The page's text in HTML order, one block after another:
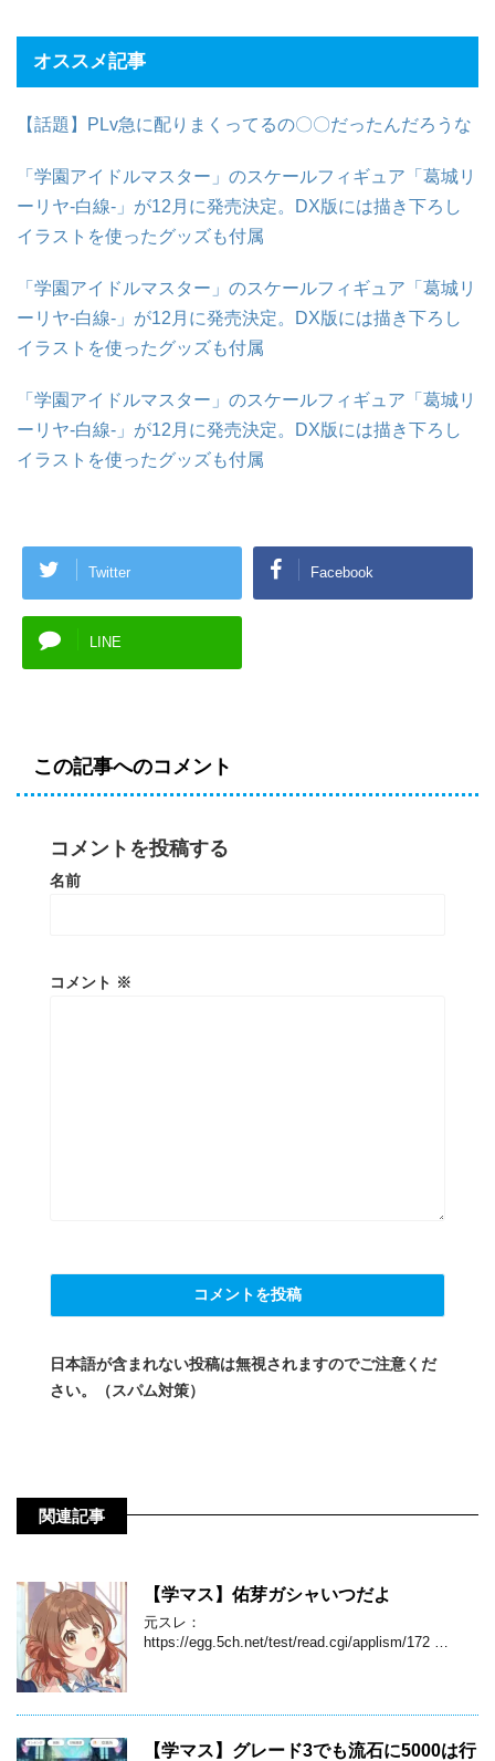
オススメ記事
【話題】PLv急に配りまくってるの〇〇だったんだろうな
「学園アイドルマスター」のスケールフィギュア「葛城リ
ーリヤ-白線-」が12月に発売決定。DX版には描き下ろし
イラストを使ったグッズも付属
「学園アイドルマスター」のスケールフィギュア「葛城リ
ーリヤ-白線-」が12月に発売決定。DX版には描き下ろし
イラストを使ったグッズも付属
「学園アイドルマスター」のスケールフィギュア「葛城リ
ーリヤ-白線-」が12月に発売決定。DX版には描き下ろし
イラストを使ったグッズも付属
Twitter Facebook
LINE
この記事へのコメント
コメントを投稿する
名前
コメント ※
日本語が含まれない投稿は無視されますのでご注意くだ
さい。（スパム対策）
関連記事
【学マス】佑芽ガシャいつだよ
元スレ：
https://egg.5ch.net/test/read.cgi/applism/172 …
【学マス】グレード3でも流石に5000は行